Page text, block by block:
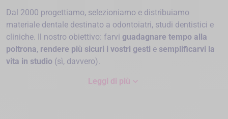
Dal 2000 progettiamo, selezioniamo e distribuiamo
materiale dentale destinato a odontoiatri, studi dentistici e
cliniche. Il nostro obiettivo: farvi guadagnare tempo alla
poltrona, rendere più sicuri i vostri gesti e semplificarvi la
vita in studio (sì, davvero).
Leggi di più expand_more